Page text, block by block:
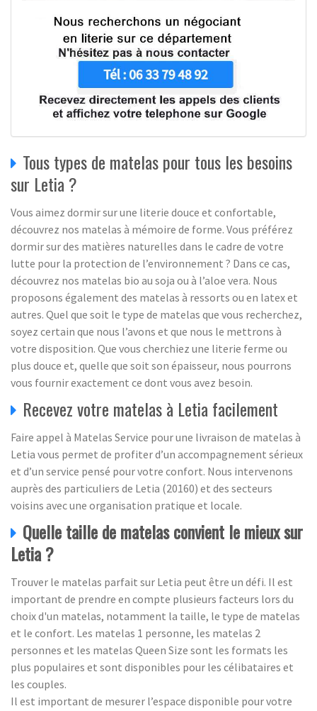
Tous types de matelas pour tous les besoins
sur Letia ?
Vous aimez dormir sur une literie douce et confortable,
découvrez nos matelas à mémoire de forme. Vous préférez
dormir sur des matières naturelles dans le cadre de votre
lutte pour la protection de l’environnement ? Dans ce cas,
découvrez nos matelas bio au soja ou à l’aloe vera. Nous
proposons également des matelas à ressorts ou en latex et
autres. Quel que soit le type de matelas que vous recherchez,
soyez certain que nous l’avons et que nous le mettrons à
votre disposition. Que vous cherchiez une literie ferme ou
plus douce et, quelle que soit son épaisseur, nous pourrons
vous fournir exactement ce dont vous avez besoin.
Recevez votre matelas à Letia facilement
Faire appel à Matelas Service pour une livraison de matelas à
Letia vous permet de profiter d’un accompagnement sérieux
et d’un service pensé pour votre confort. Nous intervenons
auprès des particuliers de Letia (20160) et des secteurs
voisins avec une organisation pratique et locale.
Quelle taille de matelas convient le mieux sur
Letia ?
Trouver le matelas parfait sur Letia peut être un défi. Il est
important de prendre en compte plusieurs facteurs lors du
choix d'un matelas, notamment la taille, le type de matelas
et le confort. Les matelas 1 personne, les matelas 2
personnes et les matelas Queen Size sont les formats les
plus populaires et sont disponibles pour les célibataires et
les couples.
Il est important de mesurer l’espace disponible pour votre